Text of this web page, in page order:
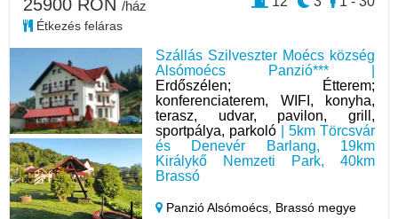
Szállás Szilveszter Moécs község
Alsómoécs Panzió*** |
Erdőszélen; Étterem;
konferenciaterem, WIFI, konyha,
terasz, udvar, pavilon, grill,
sportpálya, parkoló | 5km Törcsvár
és Denevér Barlang, 19km
Királykő Nemzeti Park, 40km
Brassó
Panzió Alsómoécs, Brassó megye
25900 RON /ház
Étkezés feláras